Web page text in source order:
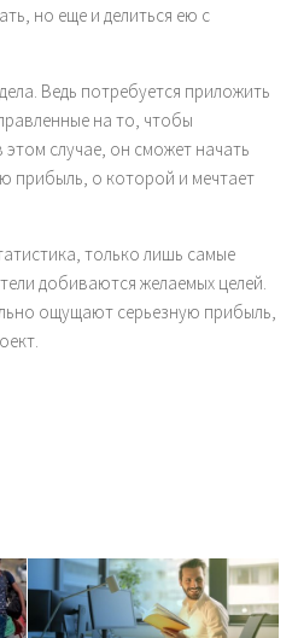
но еще и делиться ею с
Ведь потребуется приложить
на то, чтобы
этом случае, он сможет начать
прибыль, о которой и мечтает
только лишь самые
добиваются желаемых целей.
ощущают серьезную прибыль,